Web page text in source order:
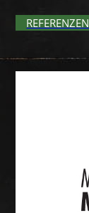
REFERENZEN